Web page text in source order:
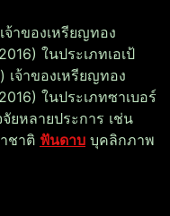
จ้าของเหรียญทอง
ในประเภทเอเป้
เจ้าของเหรียญทอง
ในประเภทซาเบอร์
ยหลายประการ เช่น
ชาติ ฟันดาบ บุคลิกภาพ